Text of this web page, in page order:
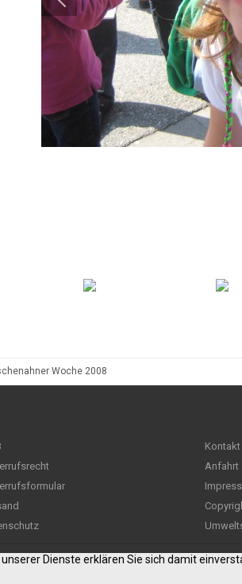
Woche 2008
Kontakt
Anfahrt
Dienste erklären Sie sich damit